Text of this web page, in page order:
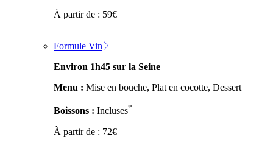
À partir de : 59€
Formule Vin
Environ 1h45 sur la Seine
Menu : Mise en bouche, Plat en cocotte, Dessert
Boissons : Incluses*
À partir de : 72€